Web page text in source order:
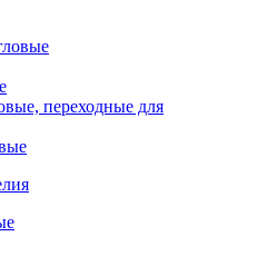
переходные для